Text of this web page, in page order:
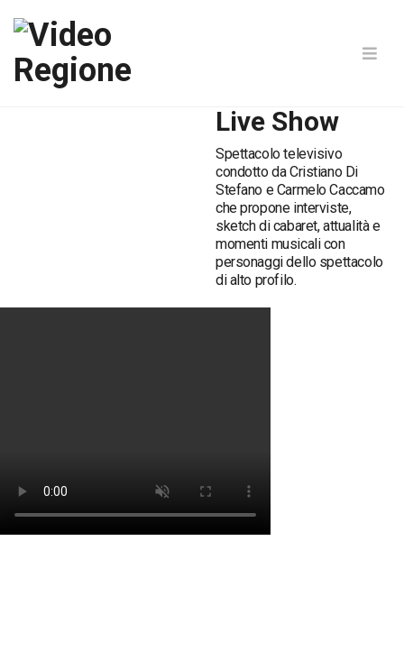
Live Show
Spettacolo televisivo
condotto da Cristiano Di
Stefano e Carmelo Caccamo
che propone interviste,
sketch di cabaret, attualità e
momenti musicali con
personaggi dello spettacolo
di alto profilo.